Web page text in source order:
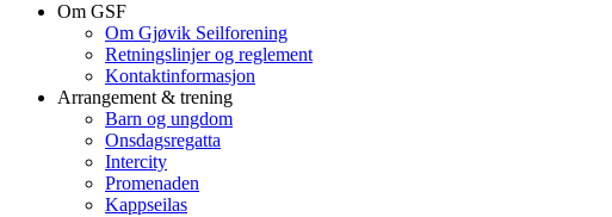
Om GSF
Om Gjøvik Seilforening
Retningslinjer og reglement
Kontaktinformasjon
Arrangement & trening
Barn og ungdom
Onsdagsregatta
Intercity
Promenaden
Kappseilas